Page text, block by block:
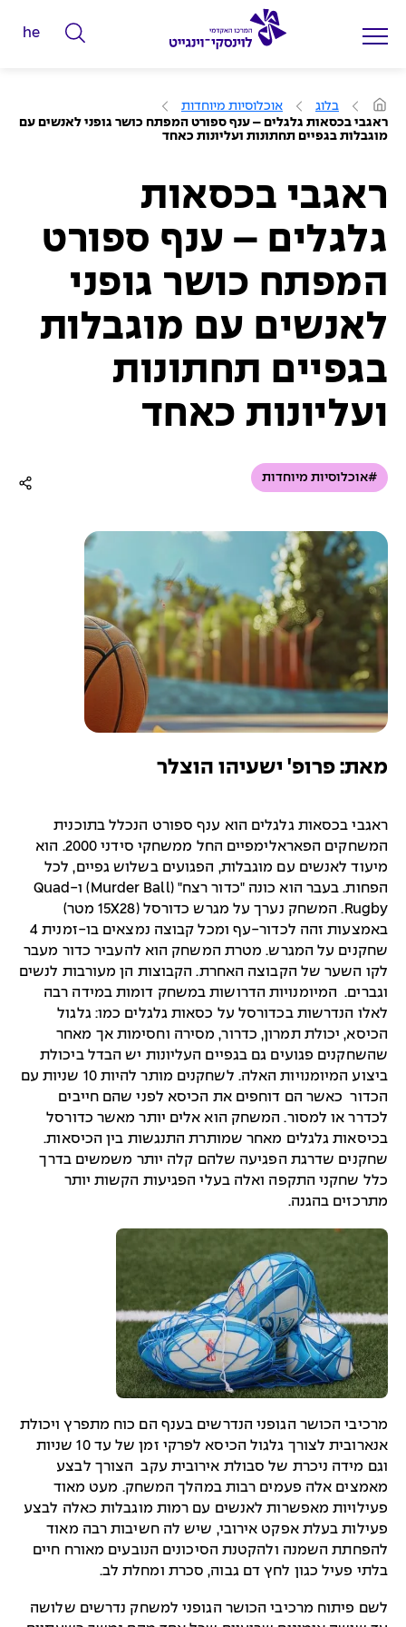
ה
ד
ם
ח
י
פ
he
ע
מ
ו
ד
ת
בלוג
אוכלוסיות מיוחדות
ראגבי בכסאות גלגלים – ענף ספורט המפתח כושר גופני לאנשים עם
מוגבלות בגפיים תחתונות ועליונות כאחד
ראגבי בכסאות
גלגלים – ענף ספורט
המפתח כושר גופני
לאנשים עם מוגבלות
בגפיים תחתונות
ועליונות כאחד
#אוכלוסיות מיוחדות
מאת: פרופ' ישעיהו הוצלר
ראגבי בכסאות גלגלים הוא ענף ספורט הנכלל בתוכנית
המשחקים הפאראלימפיים החל ממשחקי סידני 2000. הוא
מיעוד לאנשים עם מוגבלות, הפגועים בשלוש גפיים, לכל
הפחות. בעבר הוא כונה "כדור רצח" (Murder Ball ) ו- Quad
Rugby . המשחק נערך על מגרש כדורסל (28 X
15 מטר)
באמצעות זהה לכדור-עף ומכל קבוצה נמצאים בו-זמנית 4
שחקנים על המגרש. מטרת המשחק הוא להעביר כדור מעבר
לקו השער של הקבוצה האחרת. הקבוצות הן מעורבות לנשים
וגברים. המיומנויות הדרושות במשחק דומות במידה רבה
לאלו הנדרשות בכדורסל על כסאות גלגלים כמו: גלגול
הכיסא, יכולת תמרון, כדרור, מסירה וחסימות אך מאחר
שהשחקנים פגועים גם בגפיים העליונות יש הבדל ביכולת
ביצוע המיומנויות האלה. לשחקנים מותר להיות 10 שניות עם
הכדור כאשר הם דוחפים את הכיסא לפני שהם חייבים
לכדרר או למסור. המשחק הוא אלים יותר מאשר כדורסל
בכיסאות גלגלים מאחר שמותרת התנגשות בין הכיסאות.
שחקנים שדרגת הפגיעה שלהם קלה יותר משמשים בדרך
כלל שחקני התקפה ואלה בעלי הפגיעות הקשות יותר
מתרכזים בהגנה.
מרכיבי הכושר הגופני הנדרשים בענף הם כוח מתפרץ ויכולת
אנארובית לצורך גלגול הכיסא לפרקי זמן של עד 10 שניות
וגם מידה ניכרת של סבולת אירובית עקב הצורך לבצע
מאמצים אלה פעמים רבות במהלך המשחק. מעט מאוד
פעילויות מאפשרות לאנשים עם רמות מוגבלות כאלה לבצע
פעילות בעלת אפקט אירובי, שיש לה חשיבות רבה מאוד
להפחתת השמנה ולהקטנת הסיכונים הנובעים מאורח חיים
בלתי פעיל כגון לחץ דם גבוה, סכרת ומחלת לב.
לשם פיתוח מרכיבי הכושר הגופני למשחק נדרשים שלושה